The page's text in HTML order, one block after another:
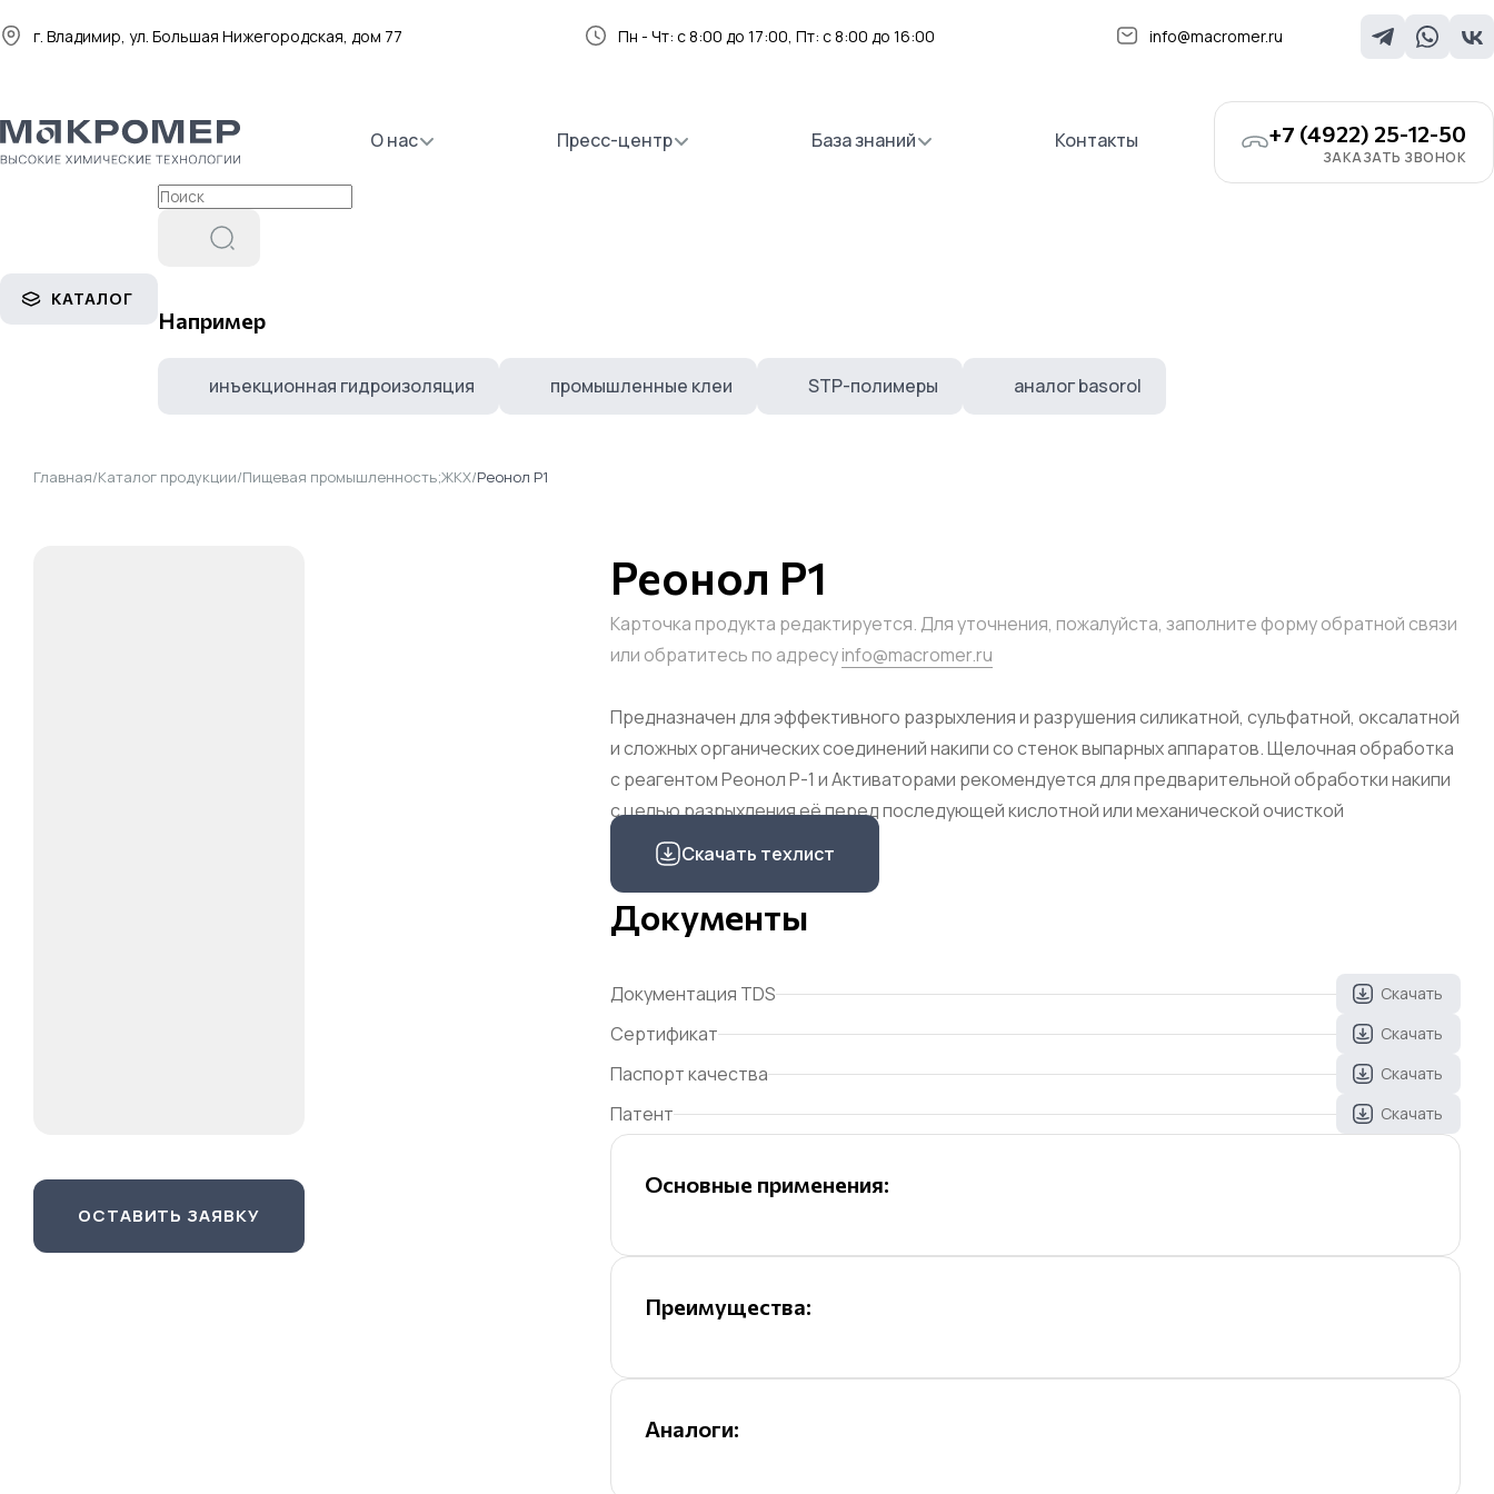
г. Владимир, ул. Большая Нижегородская, дом 77 Пн - Чт: с 8:00 до 17:00, Пт: с 8:00 до 16:00 info@macromer.ru
О нас Пресс-центр База знаний Контакты +7 (4922) 25-12-50
ЗАКАЗАТЬ ЗВОНОК
КАТАЛОГ
Например
инъекционная гидроизоляция промышленные клеи STP-полимеры аналог basorol
Главная/Каталог продукции/Пищевая промышленность;ЖКХ/Реонол Р1
ОСТАВИТЬ ЗАЯВКУ
Реонол Р1
Карточка продукта редактируется. Для уточнения, пожалуйста, заполните форму обратной связи
или обратитесь по адресуinfo@macromer.ru
Предназначен для эффективного разрыхления и разрушения силикатной, сульфатной, оксалатной
и сложных органических соединений накипи со стенок выпарных аппаратов. Щелочная обработка
с реагентом Реонол Р-1 и Активаторами рекомендуется для предварительной обработки накипи
с целью разрыхления её перед последующей кислотной или механической очисткой
Скачать техлист
Документы
Документация TDS Скачать
Сертификат Скачать
Паспорт качества Скачать
Патент Скачать
Основные применения:
Преимущества:
Аналоги: